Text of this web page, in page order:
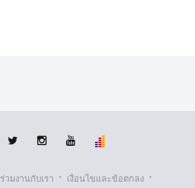
ร่วมงานกับเรา · เงื่อนไขและข้อตกลง ·